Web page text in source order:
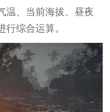
温、当前海拔、昼夜
综合运算。